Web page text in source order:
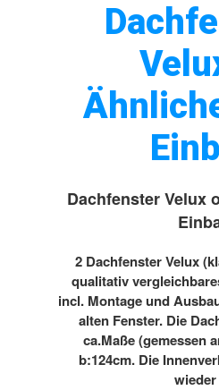
Dachfenster Velux
2 Dachfenster Velux
qualitativ
incl. Montage und
alten Fenster. Die
ca.Maße (gemessen
b:124cm. Die